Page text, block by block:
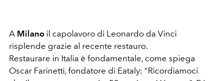
A Milano il capolavoro di Leonardo da Vinci
risplende grazie al recente restauro.
Restaurare in Italia è fondamentale, come spiega
Oscar Farinetti, fondatore di Eataly: “Ricordiamoci